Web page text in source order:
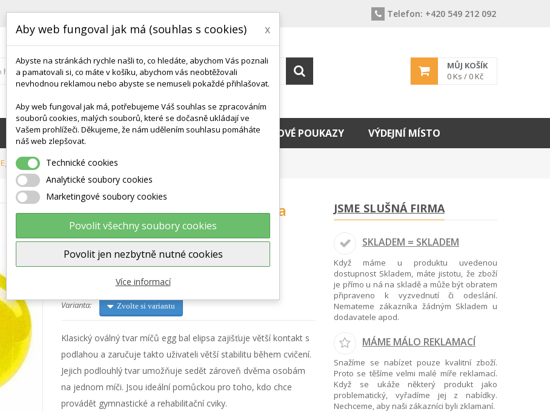
Telefon: +420 549 212 092
MŮJ KOŠÍK
0 Ks / 0 Kč
KONTAKT DODÁNÍ A TERMÍNY CZ & SK DÁRKOVÉ POUKAZY VÝDEJNÍ MÍSTO
Eggball 45 X 65 Cm Ledragomma
Eggball 45 x 65 cm Ledragomma
Výrobce: Ledragomma
Elipsy, reha válce
Varianta: Zvolte si variantu
Klasický oválný tvar míčů egg bal elipsa zajišťuje větší kontakt s
podlahou a zaručuje takto uživateli větší stabilitu během cvičení.
Jejich podlouhlý tvar umožňuje sedět zároveň dvěma osobám
na jednom míči. Jsou ideální pomůckou pro toho, kdo chce
provádět gymnastické a rehabilitační cviky.
JSME SLUŠNÁ FIRMA
SKLADEM = SKLADEM
Když máme u produktu uvedenou
dostupnost Skladem, máte jistotu, že zboží
je přímo u ná na skladě a může být obratem
připraveno k vyzvednutí či odeslání.
Nemateme zákazníka žádným Skladem u
dodavatele apod.
MÁME MÁLO REKLAMACÍ
Snažíme se nabízet pouze kvalitní zboží.
Proto se těšíme velmi malé míře reklamací.
Když se ukáže některý produkt jako
problematický, vyřadíme jej z nabídky.
Nechceme, aby naši zákazníci byli zklamaní.
Aby web fungoval jak má (souhlas s cookies) x
Abyste na stránkách rychle našli to, co hledáte, abychom Vás poznali
a pamatovali si, co máte v košíku, abychom vás neobtěžovali
nevhodnou reklamou nebo abyste se nemuseli pokaždé přihlašovat.
Aby web fungoval jak má, potřebujeme Váš souhlas se zpracováním
souborů cookies, malých souborů, které se dočasně ukládají ve
Vašem prohlížeči. Děkujeme, že nám udělením souhlasu pomáháte
náš web zlepšovat.
Technické cookies
Analytické soubory cookies
Marketingové soubory cookies
Povolit všechny soubory cookies
Povolit jen nezbytně nutné cookies
Více informací